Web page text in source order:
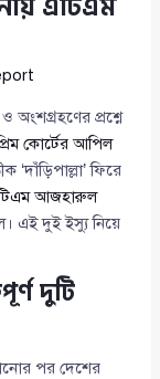
অংশগ্রহণের প্রশ্নে
কোর্টের আপিল
ফিরে
আজহারুল
এই দুই ইস্যু নিয়ে
দুটি
পর দেশের